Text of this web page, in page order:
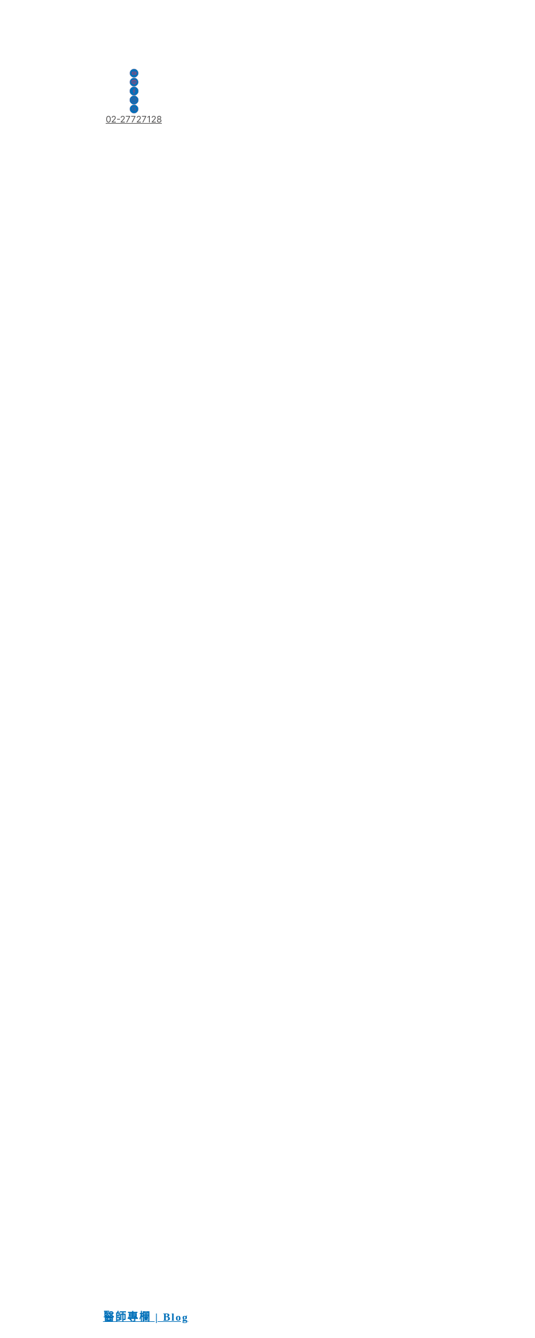
02-27727128
醫師專欄 | Blog